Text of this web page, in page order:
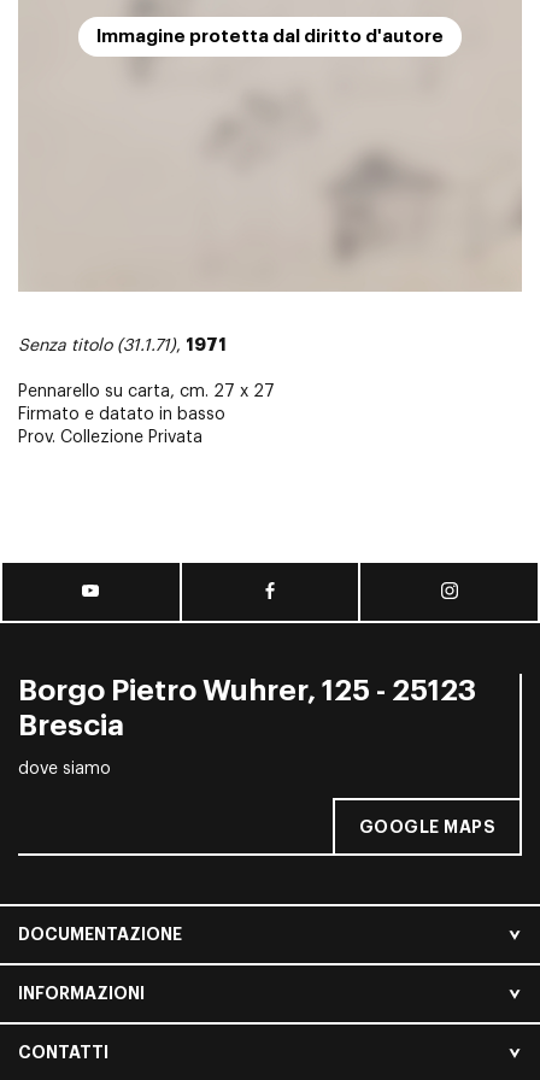
Immagine protetta dal diritto d'autore
Senza titolo (31.1.71), 1971
Pennarello su carta, cm. 27 x 27
Firmato e datato in basso
Prov. Collezione Privata
Borgo Pietro Wuhrer, 125 - 25123
Brescia
dove siamo
GOOGLE MAPS
DOCUMENTAZIONE
INFORMAZIONI
CONTATTI